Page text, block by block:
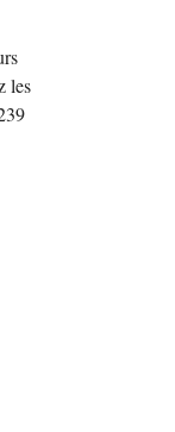
les